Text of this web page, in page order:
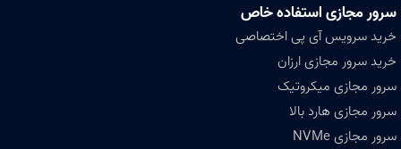
سرور مجازی استفاده خاص
خرید سرویس آی پی اختصاصی
خرید سرور مجازی ارزان
سرور مجازی میکروتیک
سرور مجازی هارد بالا
سرور مجازی NVMe